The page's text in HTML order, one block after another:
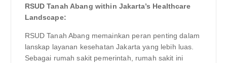
RSUD Tanah Abang within Jakarta’s Healthcare
Landscape:
RSUD Tanah Abang memainkan peran penting dalam
lanskap layanan kesehatan Jakarta yang lebih luas.
Sebagai rumah sakit pemerintah, rumah sakit ini